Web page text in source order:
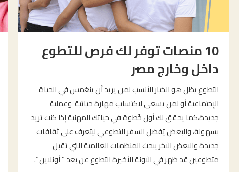
10 منصات توفر لك فرص للتطوع
داخل وخارج مصر
التطوع يظل هو الخيار الأنسب لمن يريد أن ينغمس في الحياة
الإجتماعية أو لمن يسعى لاكتساب مهارة حياتية وعملية
جديدة،كما يحقق لك أول خٌطوة في حياتك المهنية إذا كنت تريد
بسهولة، والبعض يٌفضل السفر التطوعي ليتعرف على ثقافات
جديدة والبعض الآخر يبحث المنظمات العالمية التي تقبل
متطوعين قد ظهر في الآونة الأخيرة التطوع عن بعد ” أونلاين “.